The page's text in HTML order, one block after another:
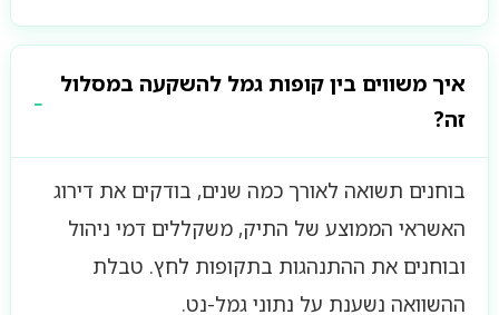
איך משווים בין קופות גמל להשקעה במסלול
זה?
בוחנים תשואה לאורך כמה שנים, בודקים את דירוג
האשראי הממוצע של התיק, משקללים דמי ניהול
ובוחנים את ההתנהגות בתקופות לחץ. טבלת
ההשוואה נשענת על נתוני גמל-נט.